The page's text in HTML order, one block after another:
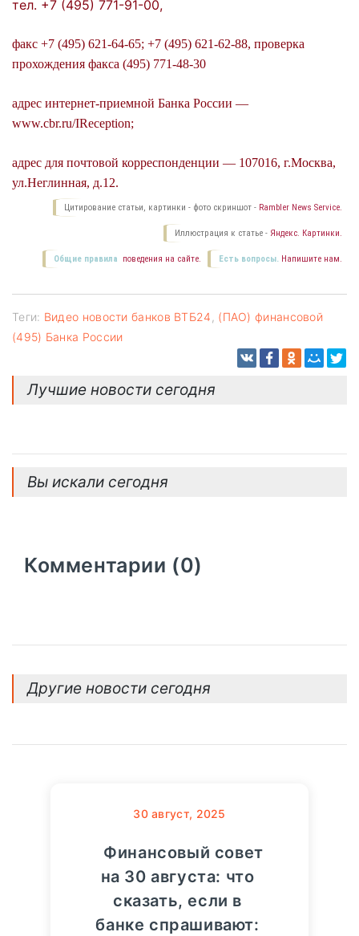
тел. +7 (495) 771-91-00,
факс +7 (495) 621-64-65; +7 (495) 621-62-88, проверка
прохождения факса (495) 771-48-30
адрес интернет-приемной Банка России —
www.cbr.ru/IReception;
адрес для почтовой корреспонденции — 107016, г.Москва,
ул.Неглинная, д.12.
Цитирование статьи, картинки - фото скриншот - Rambler News Service.
Иллюстрация к статье - Яндекс. Картинки.
Есть вопросы. Напишите нам.
Общие правила поведения на сайте.
Теги: Видео новости банков ВТБ24
(ПАО) финансовой
(495) Банка России
Лучшие новости сегодня
Вы искали сегодня
Комментарии (0)
Другие новости сегодня
30август, 2025
Финансовый совет
на 30 августа: что
сказать, если в
банке спрашивают: